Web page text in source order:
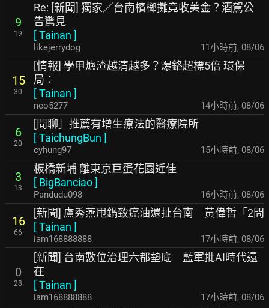
9
19
Re: [新聞] 獨家／台南檳榔攤竟收美金？酒駕公
告驚見
[Tainan ]
likejerrydog 11小時前, 08/06
15
30
[情報] 學甲爐渣越清越多？爆鉻超標5倍 環保
局：
[Tainan ]
neo5277 14小時前, 08/06
6
20
[閒聊］推薦有增生療法的醫療院所
[TaichungBun ]
cyhung97 15小時前, 08/06
3
13
板橋新埔 離東京巨蛋花園近佳
[ BigBanciao]
Pandudu098 16小時前, 08/06
16
66
[新聞] 盧秀燕甩鍋致癌油還扯台南 黃偉哲「2問
[Tainan ]
iam168888888 17小時前, 08/06
0
28
[新聞] 台南數位治理六都墊底 藍軍批AI時代還
在
[Tainan ]
iam168888888 17小時前, 08/06